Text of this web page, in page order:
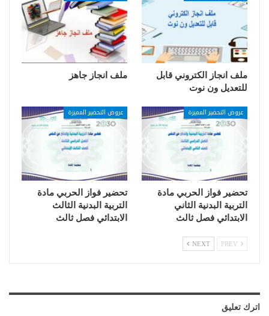
ملف انجاز الكتروني قابل
للتعديل ون نوت
ملف انجاز جاهز
عروض التحضير المميزة
تحضير فواز الحربي مادة
التربية البدنية الثاني
الابتدائي فصل ثالث
عروض التحضير المميزة
تحضير فواز الحربي مادة
التربية البدنية الثالث
الابتدائي فصل ثالث
NEXT
اترك تعليق